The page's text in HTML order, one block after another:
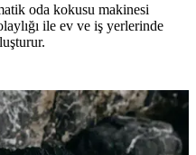
oda kokusu makinesi
ile ev ve iş yerlerinde